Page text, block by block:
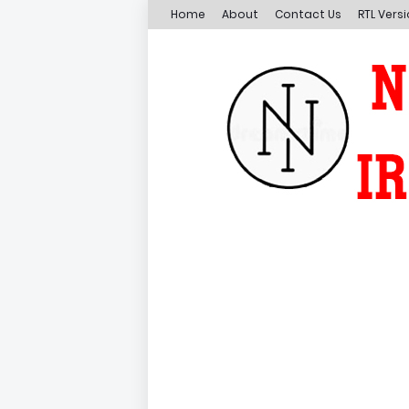
Home About Contact Us RTL